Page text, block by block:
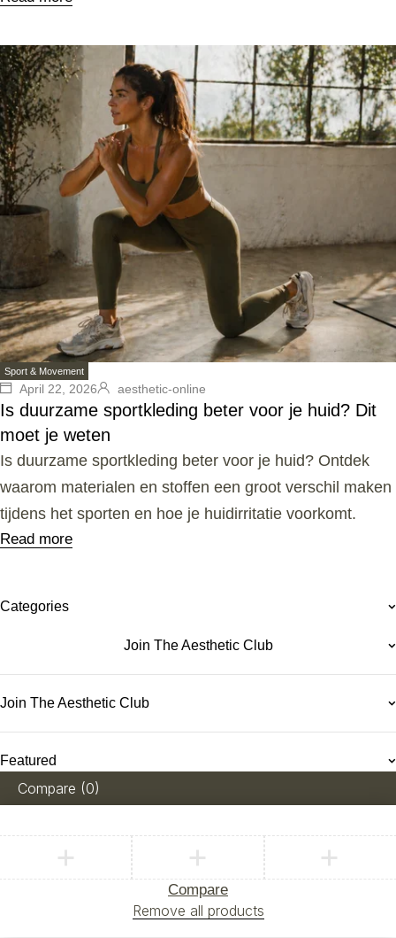
Sport & Movement
April 22, 2026 aesthetic-online
Is duurzame sportkleding beter voor je huid? Dit
moet je weten
Is duurzame sportkleding beter voor je huid? Ontdek
waarom materialen en stoffen een groot verschil maken
tijdens het sporten en hoe je huidirritatie voorkomt.
Read more
Categories
Join The Aesthetic Club
Join The Aesthetic Club
Featured
Compare (0)
Compare
Remove all products